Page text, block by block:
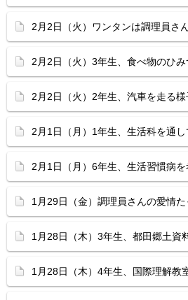
2月2日（火）ワンタンは調理員さ
2月2日（火）3年生、食べ物のひ
2月2日（火）2年生、汽車を走る
2月1日（月）1年生、生活科を通
2月1日（月）6年生、生活習慣病
1月29日（金）調理員さんの愛情
1月28日（木）3年生、都田郷土資
1月28日（木）4年生、国際理解教